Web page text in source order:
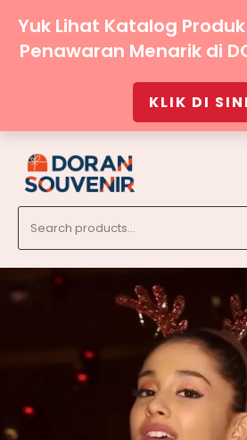
for:
Yuk Lihat Katalog
Penawaran Menarik di
KLIK DI SINI